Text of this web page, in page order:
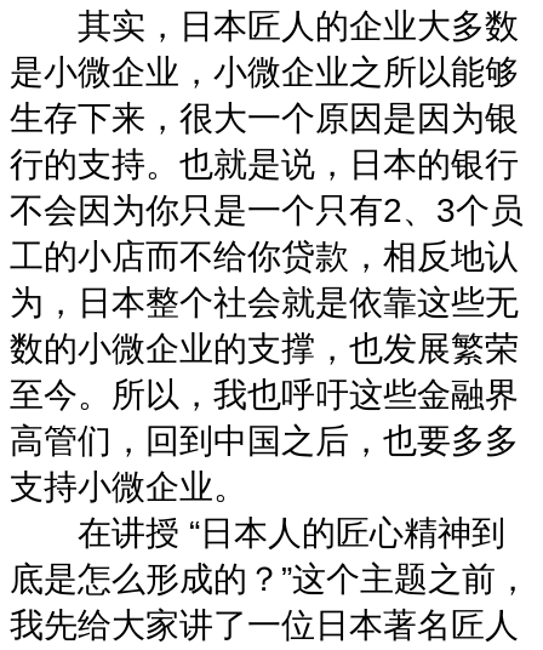
其实，日本匠人的企业大多数
是小微企业，小微企业之所以能够
生存下来，很大一个原因是因为银
行的支持。也就是说，日本的银行
不会因为你只是一个只有2、3个员
工的小店而不给你贷款，相反地认
为，日本整个社会就是依靠这些无
数的小微企业的支撑，也发展繁荣
至今。所以，我也呼吁这些金融界
高管们，回到中国之后，也要多多
支持小微企业。
在讲授 “日本人的匠心精神到
底是怎么形成的？”这个主题之前，
我先给大家讲了一位日本著名匠人